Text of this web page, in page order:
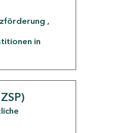
in